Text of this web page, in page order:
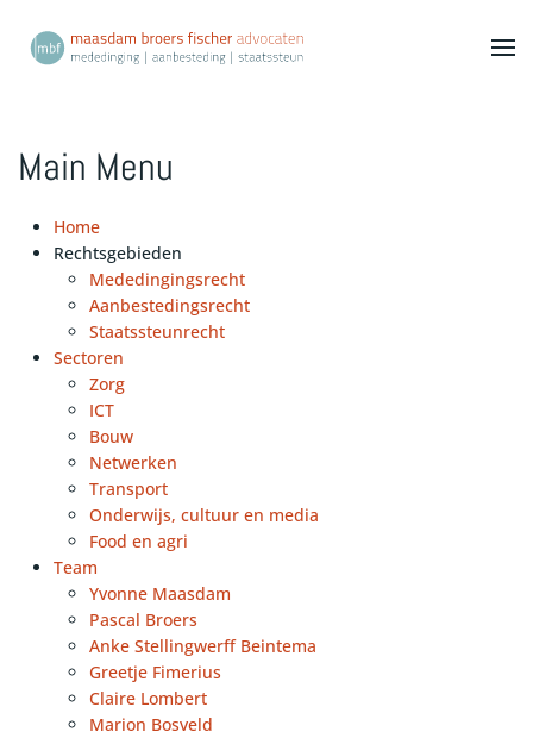
Terug naar hoofdinhoud
Main Menu
Home
Rechtsgebieden
Mededingingsrecht
Aanbestedingsrecht
Staatssteunrecht
Sectoren
Zorg
ICT
Bouw
Netwerken
Transport
Onderwijs, cultuur en media
Food en agri
Team
Yvonne Maasdam
Pascal Broers
Anke Stellingwerff Beintema
Greetje Fimerius
Claire Lombert
Marion Bosveld